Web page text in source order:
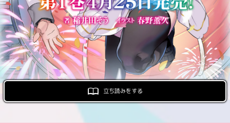
コミックガルド
コミッククリエ
立ち読みをする